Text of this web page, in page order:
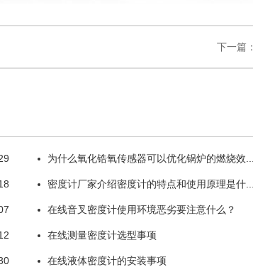
下一篇：
为什么氧化锆氧传感器可以优化锅炉的燃烧效...
密度计厂家介绍密度计的特点和使用原理是什...
在线音叉密度计使用环境恶劣要注意什么？
在线测量密度计选型事项
在线液体密度计的安装事项